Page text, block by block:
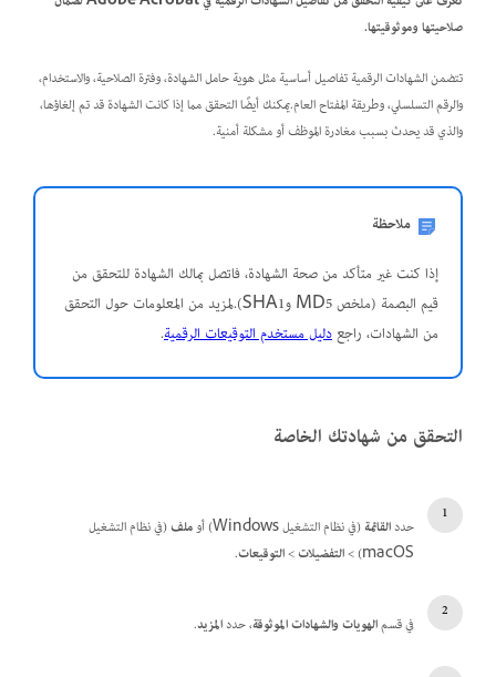
صلاحيتها وموثوقيتها.
تتضمن الشهادات الرقمية تفاصيل أساسية مثل هوية حامل الشهادة، وفترة الصلاحية، والاستخدام،
والرقم التسلسلي، وطريقة المفتاح العام.يمكنك أيضًا التحقق مما إذا كانت الشهادة قد تم إلغاؤها،
والذي قد يحدث بسبب مغادرة الموظف أو مشكلة أمنية.
ملاحظة
إذا كنت غير متأكد من صحة الشهادة، فاتصل بمالك الشهادة للتحقق من
قيم البصمة (ملخص MD5 وSHA1).لمزيد من المعلومات حول التحقق
من الشهادات، راجعدليل مستخدم التوقيعات الرقمية.
التحقق من شهادتك الخاصة
حددالقائمة(في نظام التشغيل Windows) أو ملف(في نظام التشغيل
macOS) >
التفضيلات>التوقيعات.
في قسمالهويات والشهادات الموثوقة، حددالمزيد.